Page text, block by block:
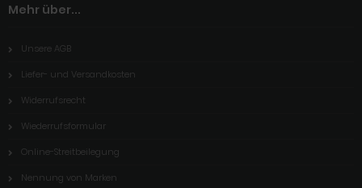
Mehr über...
Unsere AGB
Liefer- und Versandkosten
Widerrufsrecht
Wiederrufsformular
Online-Streitbeilegung
Nennung von Marken